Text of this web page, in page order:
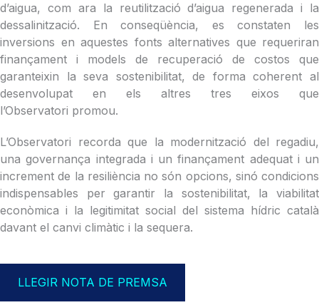
d’aigua, com ara la reutilització d’aigua regenerada i la
dessalinització. En conseqüència, es constaten les
inversions en aquestes fonts alternatives que requeriran
finançament i models de recuperació de costos que
garanteixin la seva sostenibilitat, de forma coherent al
desenvolupat en els altres tres eixos que
l’Observatori promou.
L’Observatori recorda que la modernització del regadiu,
una governança integrada i un finançament adequat i un
increment de la resiliència no són opcions, sinó condicions
indispensables per garantir la sostenibilitat, la viabilitat
econòmica i la legitimitat social del sistema hídric català
davant el canvi climàtic i la sequera.
LLEGIR NOTA DE PREMSA